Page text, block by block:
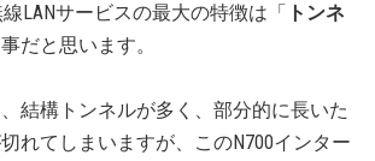
LANサービスの最大の特徴は「 トンネ
事だと思います。
結構トンネルが多く、部分的に長いた
れてしまいますが、このN700インター